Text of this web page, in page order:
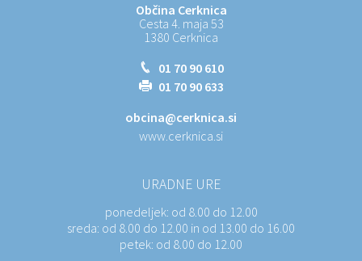
Občina Cerknica
Cesta 4. maja 53
1380 Cerknica
01 70 90 610
01 70 90 633
obcina@cerknica.si
www.cerknica.si
URADNE URE
ponedeljek: od 8.00 do 12.00
sreda: od 8.00 do 12.00 in od 13.00 do 16.00
petek: od 8.00 do 12.00